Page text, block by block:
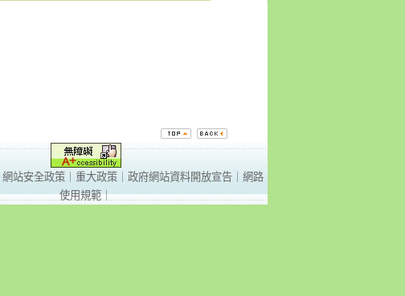
網站安全政策｜ 重大政策｜ 政府網站資料開放宣告｜ 網路
使用規範｜